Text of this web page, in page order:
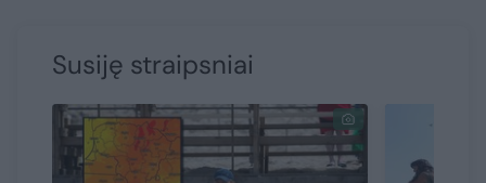
Susiję straipsniai